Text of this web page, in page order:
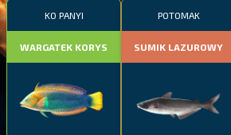
KO PANYI
WARGATEK KORYS
POTOMAK
SUMIK LAZUROWY